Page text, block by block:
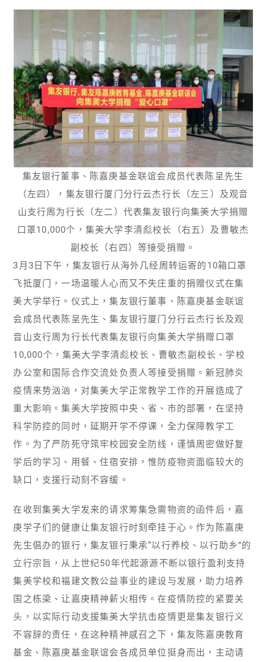
集友银行董事、陈嘉庚基金联谊会成员代表陈呈先生
（左四），集友银行厦门分行云杰行长（左三）及观音
山支行周为行长（左二）代表集友银行向集美大学捐赠
口罩10,000个，集美大学李清彪校长（右五）及曹敏杰
副校长（右四）等接受捐赠。
3月3日下午，集友银行从海外几经周转运寄的10箱口罩
飞抵厦门，一场温暖人心而又不失庄重的捐赠仪式在集
美大学举行。仪式上，集友银行董事、陈嘉庚基金联谊
会成员代表陈呈先生、集友银行厦门分行云杰行长及观
音山支行周为行长代表集友银行向集美大学捐赠口罩
10,000个，集美大学李清彪校长、曹敏杰副校长、学校
办公室和国际合作交流处负责人等接受捐赠。新冠肺炎
疫情来势汹汹，对集美大学正常教学工作的开展造成了
重大影响。集美大学按照中央、省、市的部署，在坚持
科学防控的同时，延期开学不停课，全力保障教学工
作。为了严防死守筑牢校园安全防线，谨慎周密做好复
学后的学习、用餐、住宿安排，惟防疫物资面临较大的
缺口，支援行动刻不容缓。
在收到集美大学发来的请求筹集急需物资的函件后，嘉
庚学子们的健康让集友银行时刻牵挂于心。作为陈嘉庚
先生倡办的银行，集友银行秉承“以行养校、以行助乡”的
立行宗旨，从上世纪50年代起源源不断以银行盈利支持
集美学校和福建文教公益事业的建设与发展，助力培养
国之栋梁、让嘉庚精神薪火相传。在疫情防控的紧要关
头，以实际行动支援集美大学抗击疫情更是集友银行义
不容辞的责任，在这种精神感召之下，集友陈嘉庚教育
基金、陈嘉庚基金联谊会各成员单位挺身而出，主动请